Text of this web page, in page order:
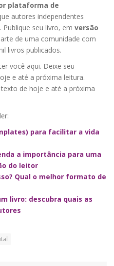
plataforma de
autores independentes
seu livro, em versão
de uma comunidade com
livros publicados.
você aqui. Deixe seu
e até a próxima leitura.
de hoje e até a próxima
para facilitar a vida
a importância para uma
do leitor
Qual o melhor formato de
livro: descubra quais as